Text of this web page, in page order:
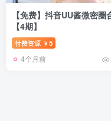
【免费】抖音UU酱微密圈
【4期】
付费资源 ¥5
4个月前